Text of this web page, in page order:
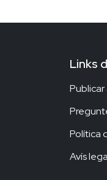
Links
Política
Avís